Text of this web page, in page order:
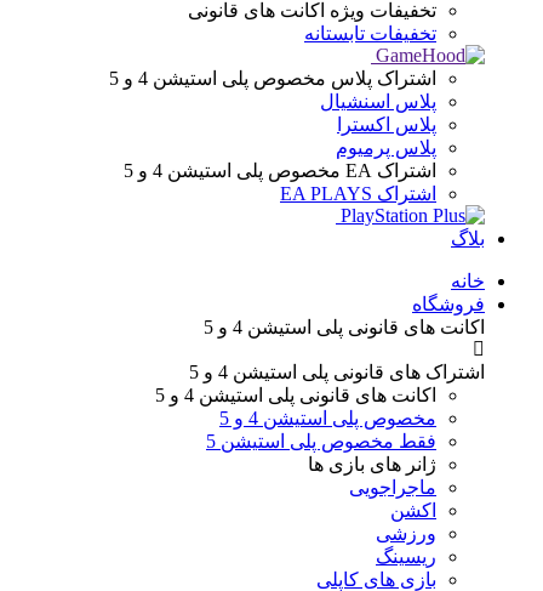
تخفیفات ویژه اکانت های قانونی
تخفیفات تابستانه
اشتراک پلاس مخصوص پلی استیشن 4 و 5
پلاس اسنشیال
پلاس اکسترا
پلاس پرمیوم
اشتراک EA
مخصوص پلی استیشن 4 و 5
اشتراک EA PLAYS
بلاگ
Menu
خانه
فروشگاه
اکانت های قانونی پلی استیشن 4 و 5
اشتراک های قانونی پلی استیشن 4 و 5
اکانت های قانونی پلی استیشن 4 و 5
مخصوص پلی استیشن 4 و 5
فقط مخصوص پلی استیشن 5
ژانر های بازی ها
ماجراجویی
اکشن
ورزشی
ریسینگ
بازی های کاپلی